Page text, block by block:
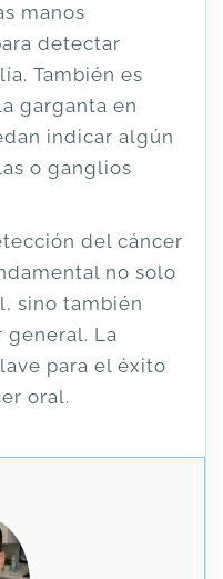
manos
detectar
También es
garganta en
indicar algún
o ganglios
del cáncer
no solo
sino también
general. La
para el éxito
oral.